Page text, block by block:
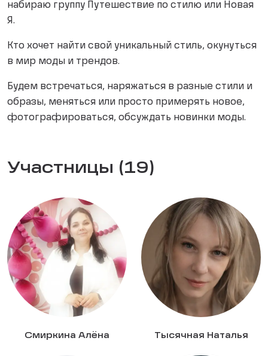
набираю группу Путешествие по стилю или Новая
Я.
Кто хочет найти свой уникальный стиль, окунуться
в мир моды и трендов.
Будем встречаться, наряжаться в разные стили и
образы, меняться или просто примерять новое,
фотографироваться, обсуждать новинки моды.
Участницы (19)
Смиркина Алёна Тысячная Наталья